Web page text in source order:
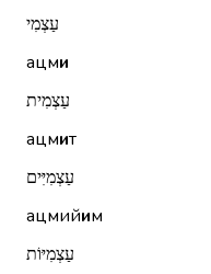
עַצְמִי
ацми
עַצְמִית
ацмит
עַצְמִיִּים
ацмийим
עַצְמִיּוֹת